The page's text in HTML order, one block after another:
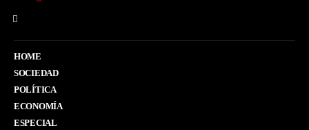
HOME
SOCIEDAD
POLÍTICA
ECONOMÍA
ESPECIAL